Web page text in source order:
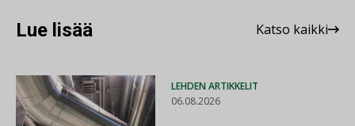
Lue lisää Katso kaikki
LEHDEN ARTIKKELIT
06.08.2026